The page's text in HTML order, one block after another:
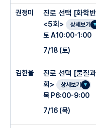
3회차 등속 원운동과 단진동
4회차 만유인력법칙과 케플러법칙
5회차 상대성이론과 열
○ 회차별 커리큘럼
1회차 힘의 합성과 포물선운동
2회차 포물선 운동 심화, 역학적에너
3회차 등속 원운동과 단진동
4회차 만유인력법칙과 케플러법칙
5회차 상대성이론과 열
-내신 유형별 추가 학습 자료로 내
-1단원 양적관계, 4단원 중화 반
-단원평가 후 상세 분석으로 학생
○ 관리 프로그램
-매회 암기테스트/복습테스트
○ 수업특징
내신 유형별 추가 학습 자료로 내신
매회 복습테스트 상세 분석으로
권정미
진로 선택 [화학
<5회>
상세보기
토 A10:00-1:00
7/18 (토)
○ 수업특징
김한울
진로 선택 [물질
회>
상세보기
목 P6:00-9:00
7/16 (목)